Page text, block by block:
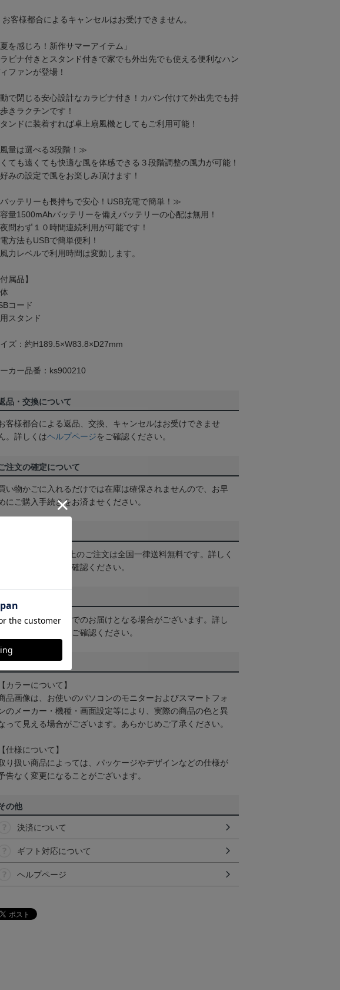
客様都合によるキャンセルはお受けできません。
夏を感じろ！新作サマーアイテム」
ビナ付きとスタンド付きで家でも外出先でも使える便利なハン
ファンが登場！
で閉じる安心設計なカラビナ付き！カバン付けて外出先でも持
きラクチンです！
ンドに装着すれば卓上扇風機としてもご利用可能！
量は選べる3段階！≫
ても遠くても快適な風を体感できる３段階調整の風力が可能！
みの設定で風をお楽しみ頂けます！
ッテリーも長持ちで安心！USB充電で簡単！≫
量1500mAhバッテリーを備えバッテリーの心配は無用！
問わず１０時間連続利用が可能です！
方法もUSBで簡単便利！
力レベルで利用時間は変動します。
付属品】
コード
スタンド
ズ：約H189.5×W83.8×D27mm
ーカー品番：ks900210
品・交換について
客様都合による返品、交換、キャンセルはお受けできませ
。詳しくはヘルプページをご確認ください。
注文の確定について
い物かごに入れるだけでは在庫は確保されませんので、お早
にご購入手続きをお済ませください。
3,980円（税込）以上のご注文は全国一律送料無料です。詳しく
をご確認ください。
部商品はメール便でのお届けとなる場合がございます。詳し
をご確認ください。
品について
【カラーについて】
品画像は、お使いのパソコンのモニターおよびスマートフォ
のメーカー・機種・画面設定等により、実際の商品の色と異
って見える場合がございます。あらかじめご了承ください。
【仕様について】
り扱い商品によっては、パッケージやデザインなどの仕様が
告なく変更になることがございます。
の他
決済について
ギフト対応について
ヘルプページ